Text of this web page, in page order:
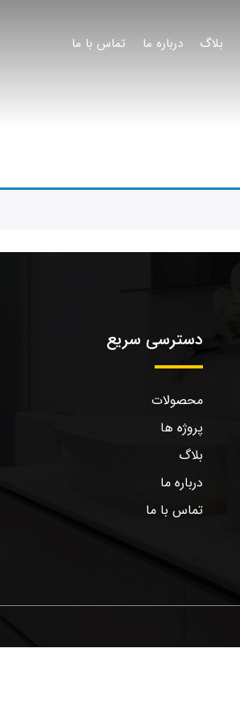
بلاگ درباره ما تماس با ما
دسترسی سریع
محصولات
پروژه ها
بلاگ
درباره ما
تماس با ما